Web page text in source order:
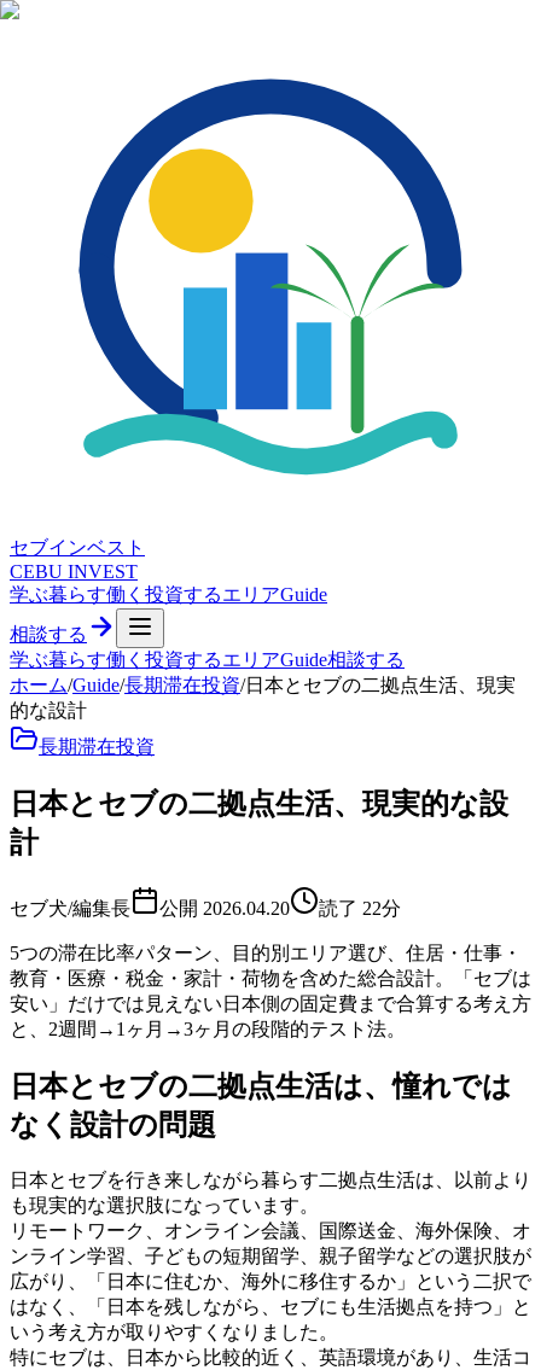
セブインベスト
CEBU INVEST
学ぶ暮らす働く 投資するエリアGuide
相談する
学ぶ暮らす働く 投資するエリアGuide相談する
ホーム/Guide/長期滞在投資/日本とセブの二拠点生活、現実
的な設計
長期滞在投資
日本とセブの二拠点生活、現実的な設
計
セブ犬/編集長 公開 2026.04.20 読了 22分
5つの滞在比率パターン、目的別エリア選び、住居・仕事・
教育・医療・税金・家計・荷物を含めた総合設計。「セブは
安い」だけでは見えない日本側の固定費まで合算する考え方
と、2週間→1ヶ月→3ヶ月の段階的テスト法。
日本とセブの二拠点生活は、憧れでは
なく設計の問題
日本とセブを行き来しながら暮らす二拠点生活は、以前より
も現実的な選択肢になっています。
リモートワーク、オンライン会議、国際送金、海外保険、オ
ンライン学習、子どもの短期留学、親子留学などの選択肢が
広がり、「日本に住むか、海外に移住するか」という二択で
はなく、「日本を残しながら、セブにも生活拠点を持つ」と
いう考え方が取りやすくなりました。
特にセブは、日本から比較的近く、英語環境があり、生活コ